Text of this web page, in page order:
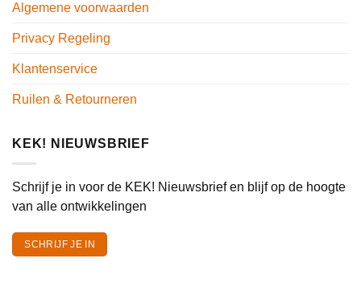
Algemene voorwaarden
Privacy Regeling
Klantenservice
Ruilen & Retourneren
KEK! NIEUWSBRIEF
Schrijf je in voor de KEK! Nieuwsbrief en blijf op de hoogte
van alle ontwikkelingen
SCHRIJF JE IN